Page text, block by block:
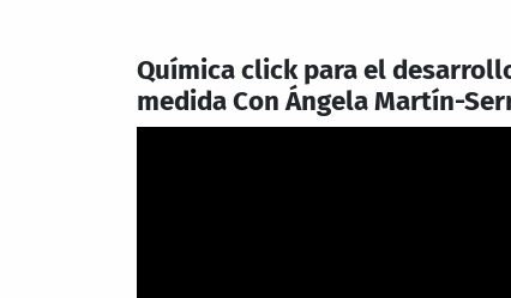
Química click para el
medida Con Ángela Martín-